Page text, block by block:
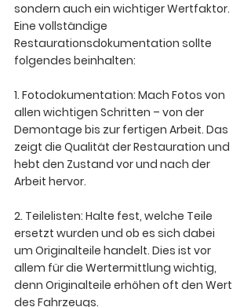
sondern auch ein wichtiger Wertfaktor.
Eine vollständige
Restaurationsdokumentation sollte
folgendes beinhalten:
1. Fotodokumentation: Mach Fotos von
allen wichtigen Schritten – von der
Demontage bis zur fertigen Arbeit. Das
zeigt die Qualität der Restauration und
hebt den Zustand vor und nach der
Arbeit hervor.
2. Teilelisten: Halte fest, welche Teile
ersetzt wurden und ob es sich dabei
um Originalteile handelt. Dies ist vor
allem für die Wertermittlung wichtig,
denn Originalteile erhöhen oft den Wert
des Fahrzeugs.